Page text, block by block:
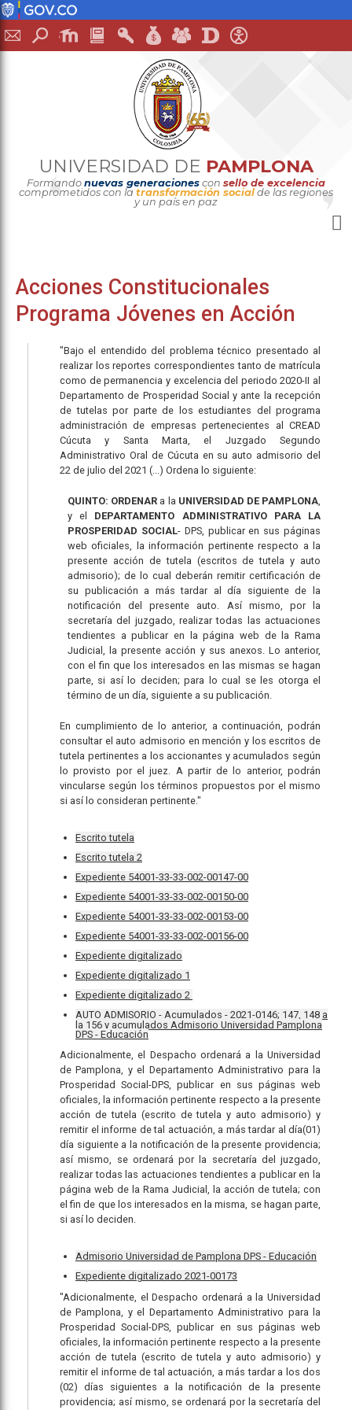
UNIVERSIDAD DE PAMPLONA
Formando nuevas generaciones con sello de excelencia
comprometidos con la transformación social de las regiones
y un país en paz
Acciones Constitucionales
Programa Jóvenes en Acción
"Bajo el entendido del problema técnico presentado al
realizar los reportes correspondientes tanto de matrícula
como de permanencia y excelencia del periodo 2020-II al
Departamento de Prosperidad Social y ante la recepción
de tutelas por parte de los estudiantes del programa
administración de empresas pertenecientes al CREAD
Cúcuta y Santa Marta, el Juzgado Segundo
Administrativo Oral de Cúcuta en su auto admisorio del
22 de julio del 2021 (...) Ordena lo siguiente:
QUINTO: ORDENAR a la UNIVERSIDAD DE PAMPLONA,
y el DEPARTAMENTO ADMINISTRATIVO PARA LA
PROSPERIDAD SOCIAL- DPS, publicar en sus páginas
web oficiales, la información pertinente respecto a la
presente acción de tutela (escritos de tutela y auto
admisorio); de lo cual deberán remitir certificación de
su publicación a más tardar al día siguiente de la
notificación del presente auto. Así mismo, por la
secretaría del juzgado, realizar todas las actuaciones
tendientes a publicar en la página web de la Rama
Judicial, la presente acción y sus anexos. Lo anterior,
con el fin que los interesados en las mismas se hagan
parte, si así lo deciden; para lo cual se les otorga el
término de un día, siguiente a su publicación.
En cumplimiento de lo anterior, a continuación, podrán
consultar el auto admisorio en mención y los escritos de
tutela pertinentes a los accionantes y acumulados según
lo provisto por el juez. A partir de lo anterior, podrán
vincularse según los términos propuestos por el mismo
si así lo consideran pertinente."
Escrito tutela
Escrito tutela 2
Expediente 54001-33-33-002-00147-00
Expediente 54001-33-33-002-00150-00
Expediente 54001-33-33-002-00153-00
Expediente 54001-33-33-002-00156-00
Expediente digitalizado
Expediente digitalizado 1
Expediente digitalizado 2
AUTO ADMISORIO - Acumulados - 2021-0146; 147, 148 a
la 156 y acumulados Admisorio Universidad Pamplona
DPS - Educación
Adicionalmente, el Despacho ordenará a la Universidad
de Pamplona, y el Departamento Administrativo para la
Prosperidad Social-DPS, publicar en sus páginas web
oficiales, la información pertinente respecto a la presente
acción de tutela (escrito de tutela y auto admisorio) y
remitir el informe de tal actuación, a más tardar al día(01)
día siguiente a la notificación de la presente providencia;
así mismo, se ordenará por la secretaría del juzgado,
realizar todas las actuaciones tendientes a publicar en la
página web de la Rama Judicial, la acción de tutela; con
el fin de que los interesados en la misma, se hagan parte,
si así lo deciden.
Admisorio Universidad de Pamplona DPS - Educación
Expediente digitalizado 2021-00173
"Adicionalmente, el Despacho ordenará a la Universidad
de Pamplona, y el Departamento Administrativo para la
Prosperidad Social-DPS, publicar en sus páginas web
oficiales, la información pertinente respecto a la presente
acción de tutela (escrito de tutela y auto admisorio) y
remitir el informe de tal actuación, a más tardar a los dos
(02) días siguientes a la notificación de la presente
providencia; así mismo, se ordenará por la secretaría del